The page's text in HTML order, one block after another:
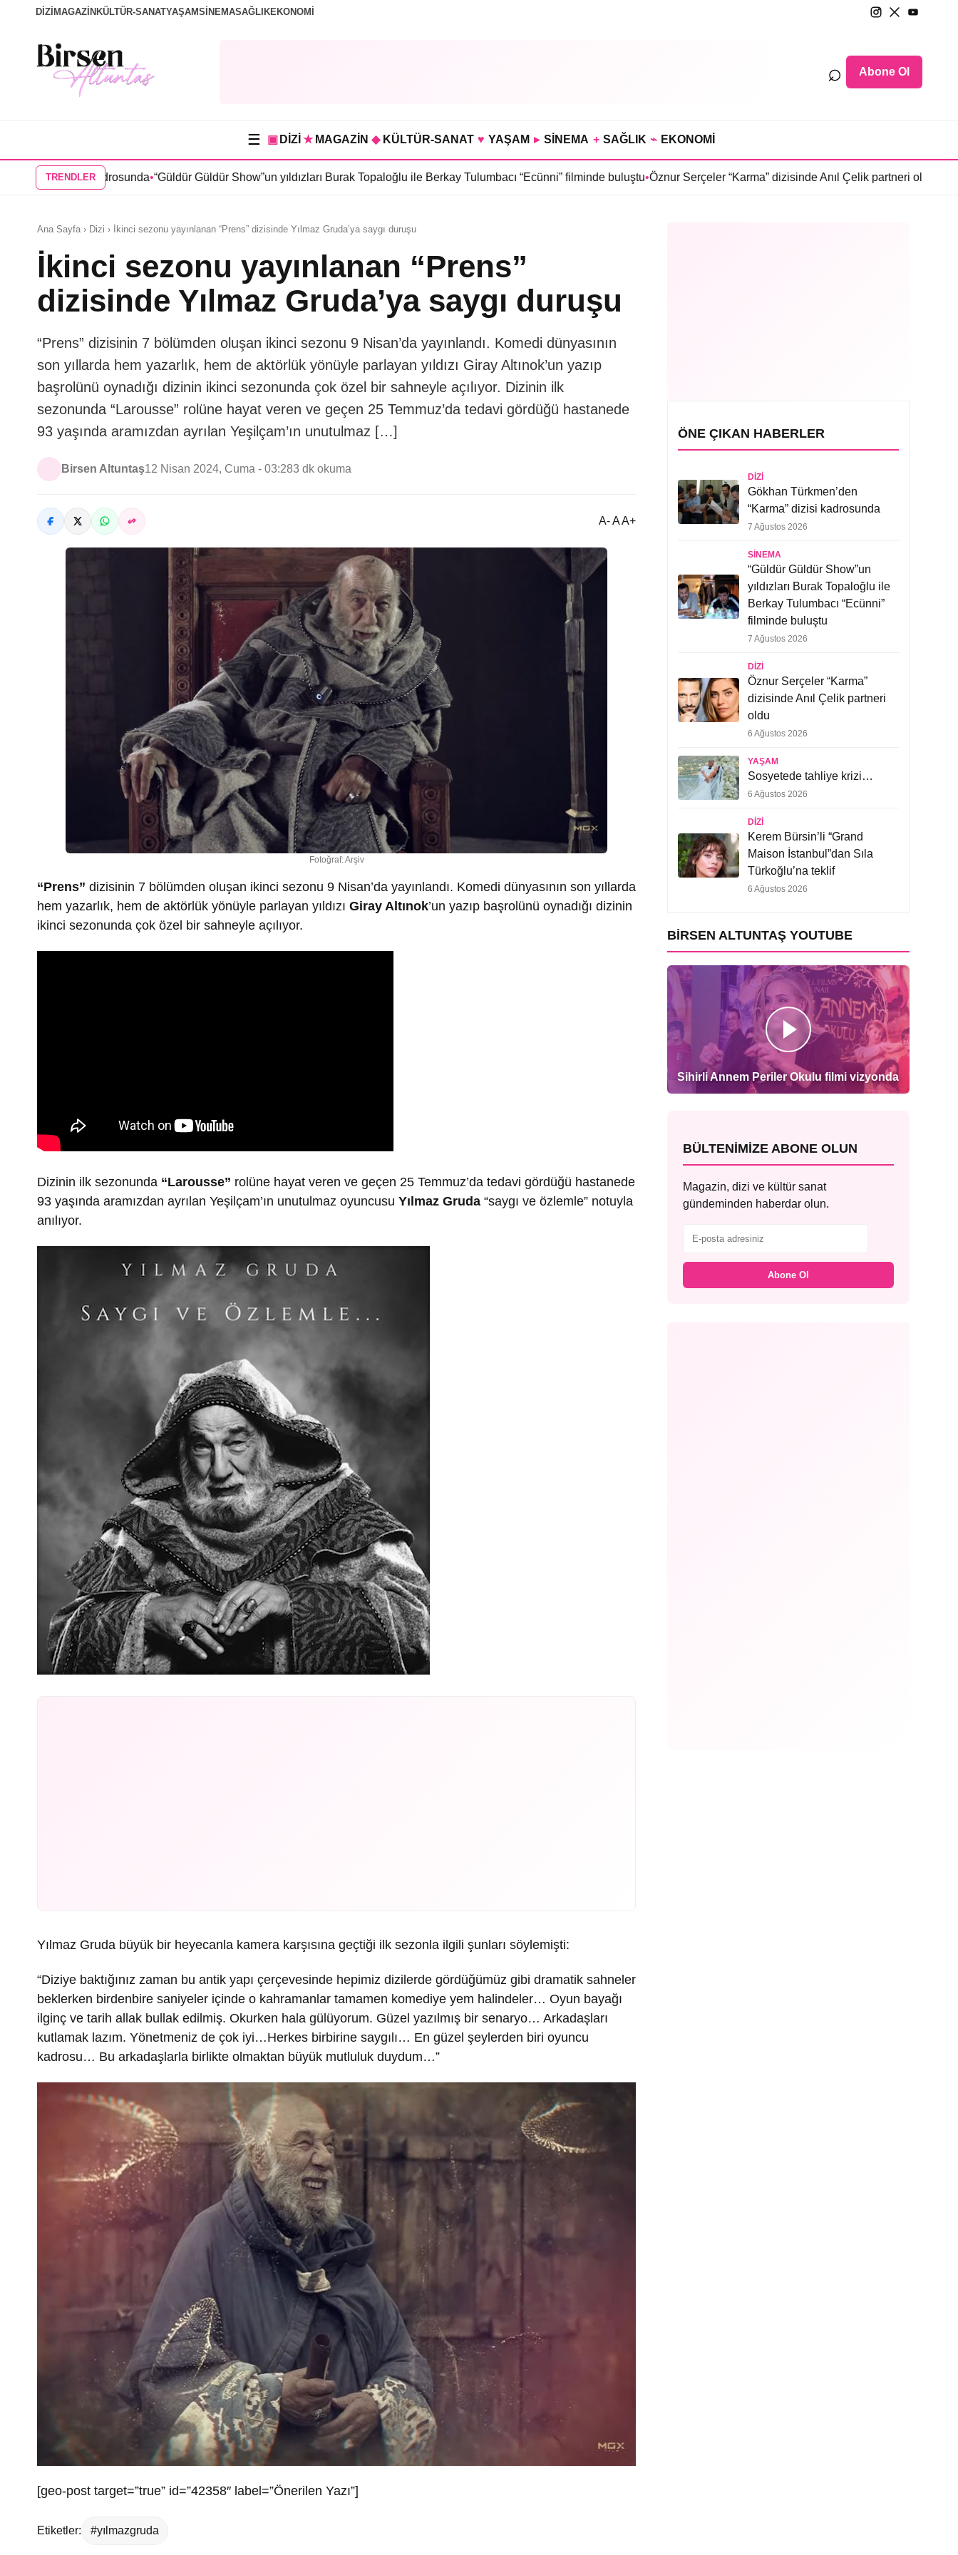
DİZİ MAGAZİN KÜLTÜR-SANATYAŞAMSİNEMASAĞLIKEKONOMİ
⌕ Abone Ol
☰ ▣ DİZİ ★ MAGAZİN ◆ KÜLTÜR-SANAT ♥ YAŞAM ▸ SİNEMA + SAĞLIK ⌁ EKONOMİ
TRENDLER
dizisi kadrosunda •“Güldür Güldür Show”un yıldızları Burak Topaloğlu ile Berkay Tulumbacı “Ecünni” filminde buluştu•Öznur Serçeler “Karma” dizisinde Anıl Çelik partneri oldu•Sosyetede
Ana Sayfa › Dizi › İkinci sezonu yayınlanan “Prens” dizisinde Yılmaz Gruda’ya saygı duruşu
İkinci sezonu yayınlanan “Prens”
dizisinde Yılmaz Gruda’ya saygı duruşu
“Prens” dizisinin 7 bölümden oluşan ikinci sezonu 9 Nisan’da yayınlandı. Komedi dünyasının
son yıllarda hem yazarlık, hem de aktörlük yönüyle parlayan yıldızı Giray Altınok’un yazıp
başrolünü oynadığı dizinin ikinci sezonunda çok özel bir sahneyle açılıyor. Dizinin ilk
sezonunda “Larousse” rolüne hayat veren ve geçen 25 Temmuz’da tedavi gördüğü hastanede
93 yaşında aramızdan ayrılan Yeşilçam’ın unutulmaz […]
Birsen Altuntaş12 Nisan 2024, Cuma - 03:283 dk okuma
A- A A+
Fotoğraf: Arşiv
“Prens” dizisinin 7 bölümden oluşan ikinci sezonu 9 Nisan’da yayınlandı. Komedi dünyasının son yıllarda
hem yazarlık, hem de aktörlük yönüyle parlayan yıldızı Giray Altınok’un yazıp başrolünü oynadığı dizinin
ikinci sezonunda çok özel bir sahneyle açılıyor.
Dizinin ilk sezonunda “Larousse” rolüne hayat veren ve geçen 25 Temmuz’da tedavi gördüğü hastanede
93 yaşında aramızdan ayrılan Yeşilçam’ın unutulmaz oyuncusu Yılmaz Gruda “saygı ve özlemle” notuyla
anılıyor.
Yılmaz Gruda büyük bir heyecanla kamera karşısına geçtiği ilk sezonla ilgili şunları söylemişti:
“Diziye baktığınız zaman bu antik yapı çerçevesinde hepimiz dizilerde gördüğümüz gibi dramatik sahneler
beklerken birdenbire saniyeler içinde o kahramanlar tamamen komediye yem halindeler… Oyun bayağı
ilginç ve tarih allak bullak edilmiş. Okurken hala gülüyorum. Güzel yazılmış bir senaryo… Arkadaşları
kutlamak lazım. Yönetmeniz de çok iyi…Herkes birbirine saygılı… En güzel şeylerden biri oyuncu
kadrosu… Bu arkadaşlarla birlikte olmaktan büyük mutluluk duydum…”
[geo-post target=”true” id=”42358″ label=”Önerilen Yazı”]
Etiketler: #yılmazgruda
ÖNE ÇIKAN HABERLER
DIZI
Gökhan Türkmen’den
“Karma” dizisi kadrosunda
7 Ağustos 2026
SINEMA
“Güldür Güldür Show”un
yıldızları Burak Topaloğlu ile
Berkay Tulumbacı “Ecünni”
filminde buluştu
7 Ağustos 2026
DIZI
Öznur Serçeler “Karma”
dizisinde Anıl Çelik partneri
oldu
6 Ağustos 2026
YAŞAM
Sosyetede tahliye krizi…
6 Ağustos 2026
DIZI
Kerem Bürsin’li “Grand
Maison İstanbul”dan Sıla
Türkoğlu’na teklif
6 Ağustos 2026
BIRSEN ALTUNTAŞ YOUTUBE
Sihirli Annem Periler Okulu filmi vizyonda
BÜLTENIMIZE ABONE OLUN
Magazin, dizi ve kültür sanat
gündeminden haberdar olun.
Abone Ol